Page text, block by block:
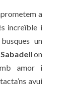
a
increïble i
un
on
amor i
avui